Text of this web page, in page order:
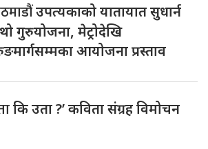
उपत्यकाको यातायात सुधार्न
गुरुयोजना, मेट्रोदेखि
आयोजना प्रस्ताव
कि उता ?’ कविता संग्रह विमोचन